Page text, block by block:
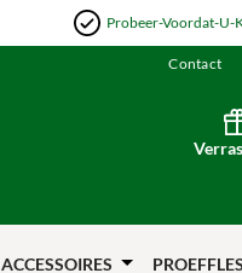
Probeer-Voordat-U-
Contact
ACCESSOIRES